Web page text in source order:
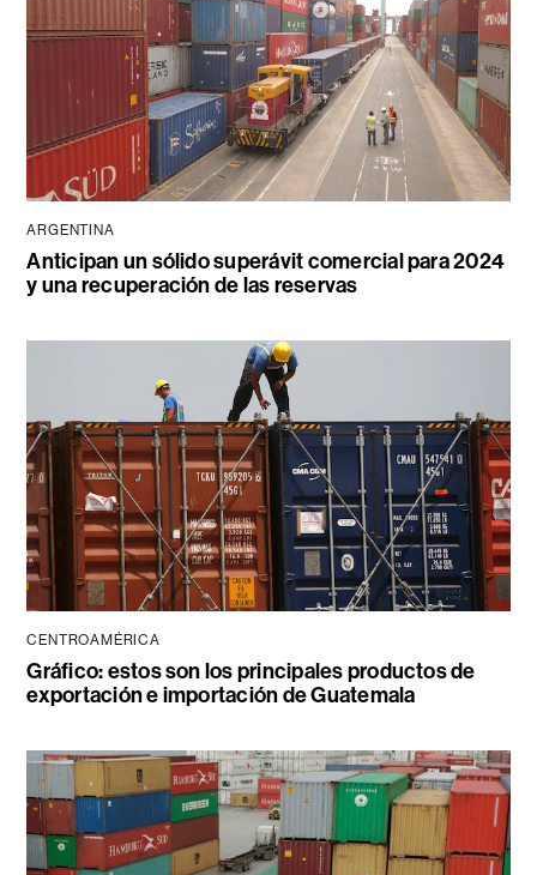
ARGENTINA
Anticipan un sólido superávit comercial para 2024
y una recuperación de las reservas
CENTROAMÉRICA
Gráfico: estos son los principales productos de
exportación e importación de Guatemala